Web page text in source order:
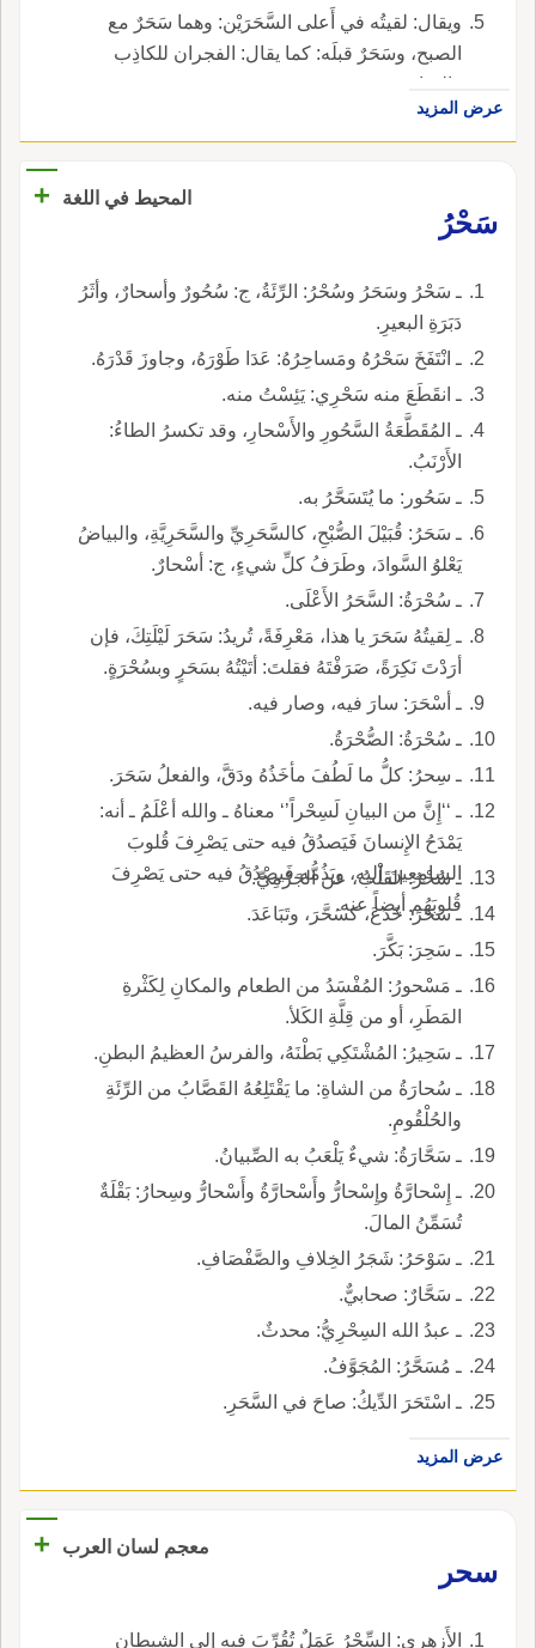
ويقال: لقيتُه في أَعلى السَّحَرَيْن: وهما سَحَرٌ مع
الصبح، وسَحَرٌ قبلَه: كما يقال: الفجران للكاذِب
والصادق.
عرض المزيد
المحيط في اللغة
+
سَحْرُ
ـ سَحْرُ وسَحَرُ وسُحْرُ: الرِّئَةُ، ج: سُحُورٌ وأسحارٌ، وأثَرُ
دَبَرَةِ البعيرِ.
ـ انْتَفَخَ سَحْرُهُ ومَساحِرُهُ: عَدَا طَوْرَهُ، وجاوزَ قَدْرَهُ.
ـ انقَطَعَ منه سَحْرِي: يَئِسْتُ منه.
ـ المُقَطَّعَةُ السَّحُورِ والأَسْحارِ، وقد تكسرُ الطاءُ:
الأَرْنَبُ.
ـ سَحُور: ما يُتَسَحَّرُ به.
ـ سَحَرُ: قُبَيْلَ الصُّبْحِ، كالسَّحَرِيِّ والسَّحَرِيَّةِ، والبياضُ
يَعْلوُ السَّوادَ، وطَرَفُ كلِّ شيءٍ، ج: أسْحارٌ.
ـ سُحْرَةُ: السَّحَرُ الأَعْلَى.
ـ لِقيتُهُ سَحَرَ يا هذا، مَعْرِفَةً، تُريدُ: سَحَرَ لَيْلَتِكَ، فإن
أرَدْتَ نَكِرَةً، صَرَفْتَهُ فقلتَ: أتَيْتُهُ بسَحَرٍ وبسُحْرَةٍ.
ـ أسْحَرَ: سارَ فيه، وصار فيه.
ـ سُحْرَةُ: الصُّحْرَةُ.
ـ سِحرُ: كلُّ ما لَطُفَ مأخَذُهُ ودَقَّ، والفعلُ سَحَرَ.
ـ ‘‘إِنَّ من البيانِ لَسِحْراً’‘ معناهُ ـ والله أعْلَمُ ـ أنه:
يَمْدَحُ الإِنسانَ فَيَصدُقُ فيه حتى يَصْرِفَ قُلوبَ
السامِعِينَ إليه، ويَذُمُّه فَيصْدُقُ فيه حتى يَصْرِفَ
قُلوبَهُم أيضاً عنه.
ـ سُحْرُ: القَلْبُ، عن الجَرْمِيِّ.
ـ سَحَرَ: خَدَعَ، كسَحَّرَ، وتَبَاعَدَ.
ـ سَحِرَ: بَكَّرَ.
ـ مَسْحورُ: المُفْسَدُ من الطعام والمكانِ لِكَثْرةِ
المَطَرِ، أو من قِلَّةِ الكَلأ.
ـ سَحِيرُ: المُشْتَكِي بَطْنَهُ، والفرسُ العظيمُ البطنِ.
ـ سُحارَةُ من الشاةِ: ما يَقْتَلِعُهُ القَصَّابُ من الرِّئَةِ
والحُلْقُومِ.
ـ سَحَّارَةُ: شيءٌ يَلْعَبُ به الصِّبيانُ.
ـ إِسْحارَّةُ وإِسْحارُّ وأَسْحارَّةُ وأَسْحارُّ وسِحارُ: بَقْلَةٌ
تُسَمِّنُ المالَ.
ـ سَوْحَرُ: شَجَرُ الخِلافِ والصَّفْصَافِ.
ـ سَحَّارٌ: صحابيٌّ.
ـ عبدُ الله السِحْرِيُّ: محدثٌ.
ـ مُسَحَّرُ: المُجَوَّفُ.
ـ اسْتَحَرَ الدِّيكُ: صاحَ في السَّحَرِ.
عرض المزيد
معجم لسان العرب
+
سحر
الأَزهري: السِّحْرُ عَمَلٌ تُقُرِّبَ فيه إِلى الشيطان